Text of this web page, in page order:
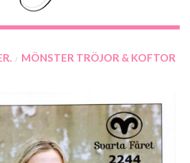
/ MÖNSTER TRÖJOR & KOFTOR